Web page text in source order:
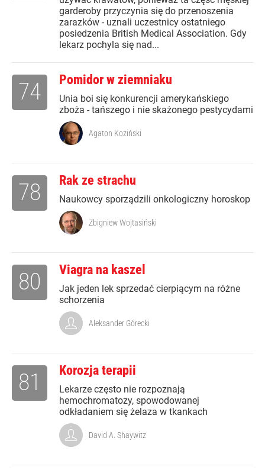
garderoby przyczynia się do przenoszenia
zarazków - uznali uczestnicy ostatniego
posiedzenia British Medical Association. Gdy
lekarz pochyla się nad...
Pomidor w ziemniaku
Unia boi się konkurencji amerykańskiego
zboża - tańszego i nie skażonego pestycydami
74
Agaton Koziński
Rak ze strachu
Naukowcy sporządzili onkologiczny horoskop
78
Zbigniew Wojtasiński
Viagra na kaszel
Jak jeden lek sprzedać cierpiącym na różne
schorzenia
80
Aleksander Górecki
Korozja terapii
Lekarze często nie rozpoznają
hemochromatozy, spowodowanej
odkładaniem się żelaza w tkankach
81
David A. Shaywitz